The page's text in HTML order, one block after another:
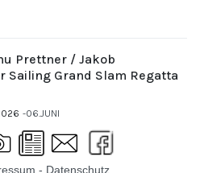
Prettner / Jakob
Sailing Grand Slam Regatta
06.JUNI
- Datenschutz